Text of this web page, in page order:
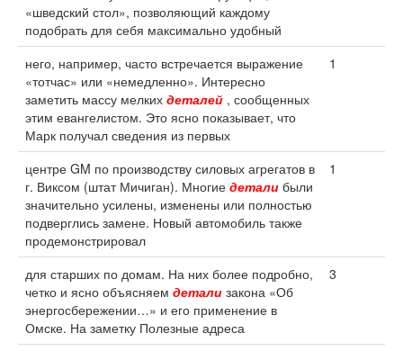
«шведский стол», позволяющий каждому
подобрать для себя максимально удобный
него, например, часто встречается выражение
«тотчас» или «немедленно». Интересно
заметить массу мелких деталей , сообщенных
этим евангелистом. Это ясно показывает, что
Марк получал сведения из первых
1
центре GM по производству силовых агрегатов в
г. Виксом (штат Мичиган). Многие детали были
значительно усилены, изменены или полностью
подверглись замене. Новый автомобиль также
продемонстрировал
1
для старших по домам. На них более подробно,
четко и ясно объясняем детали закона «Об
энергосбережении…» и его применение в
Омске. На заметку Полезные адреса
3